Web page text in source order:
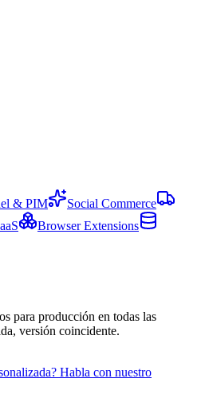
& PIM
Social Commerce
Browser Extensions
para producción en todas las
versión coincidente.
Habla con nuestro